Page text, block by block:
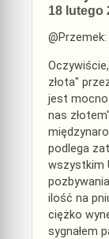
18 lutego
@Przemek:
złota"
jest mocno
nas
podlega
wszystkim
ilość na
ciężko
sygnałem